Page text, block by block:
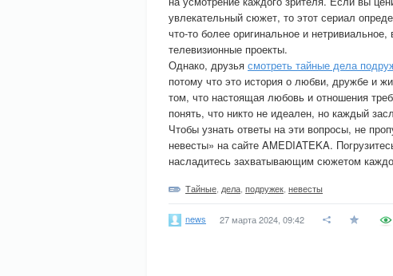
увлекательный сюжет, то этот сериал
что-то более оригинальное и
телевизионные проекты.
Однако, друзья смотреть тайные дела
потому что это история о любви, дружбе и
том, что настоящая любовь и отношения
понять, что никто не идеален, но каждый
Чтобы узнать ответы на эти вопросы, не
невесты» на сайте AMEDIATEKA.
насладитесь захватывающим сюжетом
Тайные дела подружек невесты
news 27 марта 2024, 09:42